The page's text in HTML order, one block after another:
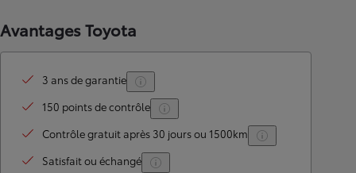
Avantages Toyota
3 ans de garantie
150 points de contrôle
Contrôle gratuit après 30 jours ou 1500km
Satisfait ou échangé